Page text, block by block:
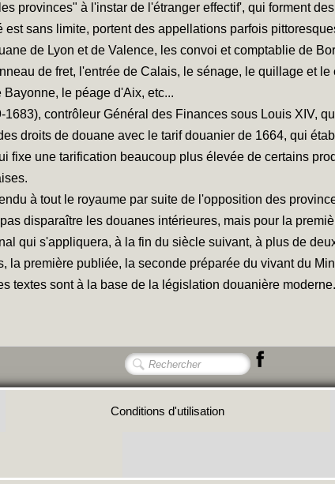
provinces" à l'instar de l'étranger effectif', qui forment
est sans limite, portent des appellations parfois
de Lyon et de Valence, les convoi et comptablie de
de fret, l'entrée de Calais, le sénage, le quillage et
le péage d'Aix, etc...
contrôleur Général des Finances sous Louis XIV,
droits de douane avec le tarif douanier de 1664, qui
fixe une tarification beaucoup plus élevée de certains
à tout le royaume par suite de l'opposition des
disparaître les douanes intérieures, mais pour la
qui s'appliquera, à la fin du siècle suivant, à plus de
la première publiée, la seconde préparée du vivant du
textes sont à la base de la législation douanière moderne.
Conditions d'utilisation